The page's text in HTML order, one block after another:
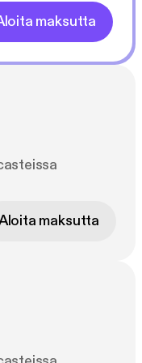
maksutta
maksutta